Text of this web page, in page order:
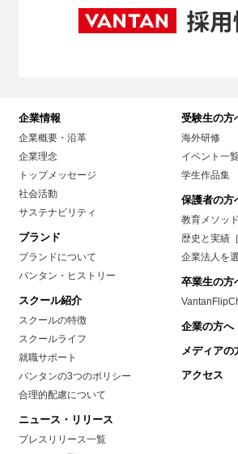
企業情報
企業概要・沿革
企業理念
トップメッセージ
社会活動
サステナビリティ
ブランド
ブランドについて
バンタン・ヒストリー
スクール紹介
スクールの特徴
スクールライフ
就職サポート
バンタンの3つのポリシー
合理的配慮について
ニュース・リリース
プレスリリース一覧
受験生の方
海外研修
イベント一
学生作品集
保護者の方
教育メソッド
歴史と実績
企業法人を
卒業生の方
企業の方へ
メディアの
アクセス